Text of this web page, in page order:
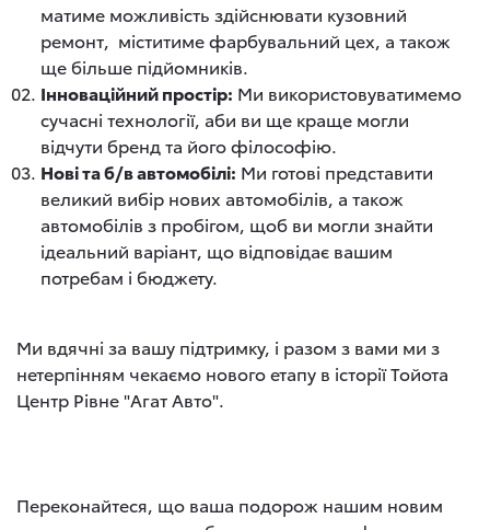
матиме можливість здійснювати кузовний
ремонт, міститиме фарбувальний цех, а також
ще більше підйомників.
Інноваційний простір: Ми використовуватимемо
сучасні технології, аби ви ще краще могли
відчути бренд та його філософію.
Нові та б/в автомобілі: Ми готові представити
великий вибір нових автомобілів, а також
автомобілів з пробігом, щоб ви могли знайти
ідеальний варіант, що відповідає вашим
потребам і бюджету.
Ми вдячні за вашу підтримку, і разом з вами ми з
нетерпінням чекаємо нового етапу в історії Тойота
Центр Рівне "Агат Авто".
Переконайтеся, що ваша подорож нашим новим